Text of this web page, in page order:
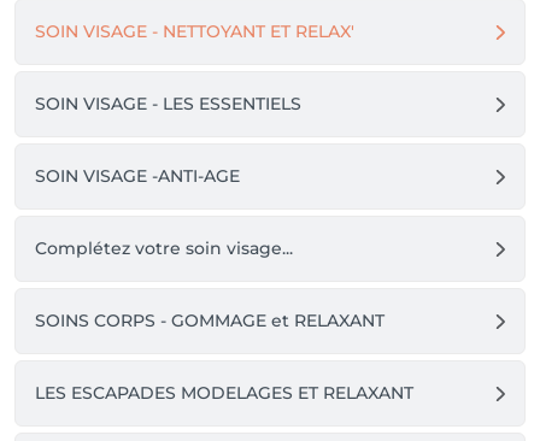
SOIN VISAGE - NETTOYANT ET RELAX'
SOIN VISAGE - LES ESSENTIELS
SOIN VISAGE -ANTI-AGE
Complétez votre soin visage...
SOINS CORPS - GOMMAGE et RELAXANT
LES ESCAPADES MODELAGES ET RELAXANT